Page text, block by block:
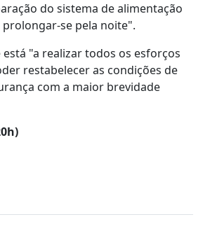
do sistema de alimentação
se pela noite".
"a realizar todos os esforços
restabelecer as condições de
com a maior brevidade